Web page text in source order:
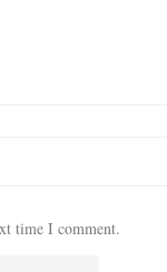
time I comment.